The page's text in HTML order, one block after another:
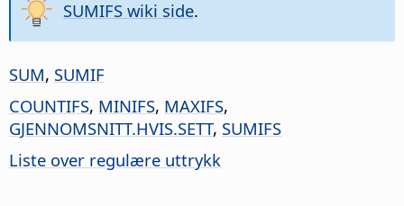
SUMIFS wiki side.
SUM, SUMIF
COUNTIFS, MINIFS, MAXIFS,
GJENNOMSNITT.HVIS.SETT, SUMIFS
Liste over regulære uttrykk